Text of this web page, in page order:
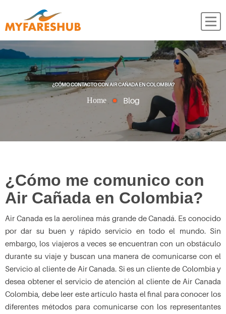
¿CÓMO CONTACTO CON AIR CAÑADA EN COLOMBIA?
Home Blog
¿Cómo me comunico con
Air Cañada en Colombia?
Air Canada es la aerolínea más grande de Canadá. Es conocido
por dar su buen y rápido servicio en todo el mundo. Sin
embargo, los viajeros a veces se encuentran con un obstáculo
durante su viaje y buscan una manera de comunicarse con el
Servicio al cliente de Air Canada. Si es un cliente de Colombia y
desea obtener el servicio de atención al cliente de Air Canada
Colombia, debe leer este artículo hasta el final para conocer los
diferentes métodos para comunicarse con los representantes